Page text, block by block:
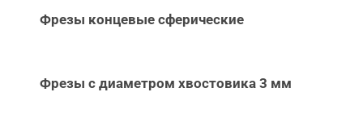
Фрезы концевые сферические
Фрезы с диаметром хвостовика 3 мм